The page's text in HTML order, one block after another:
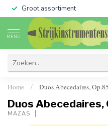
Groot assortiment
MENU
Home / Duos Abecedaires,
Duos Abecedaires,
MAZAS